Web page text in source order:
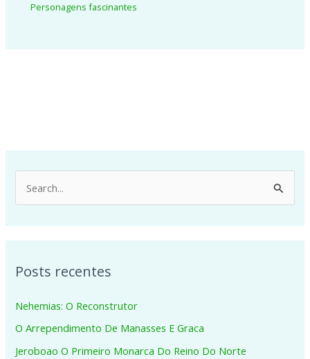
Personagens fascinantes
u
s
a
r
Posts recentes
Nehemias: O Reconstrutor
O Arrependimento De Manasses E Graca
Jeroboao O Primeiro Monarca Do Reino Do Norte